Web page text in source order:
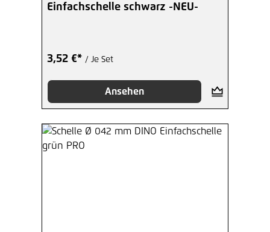
Einfachschelle schwarz -NEU-
3,52 €* / Je Set
Ansehen